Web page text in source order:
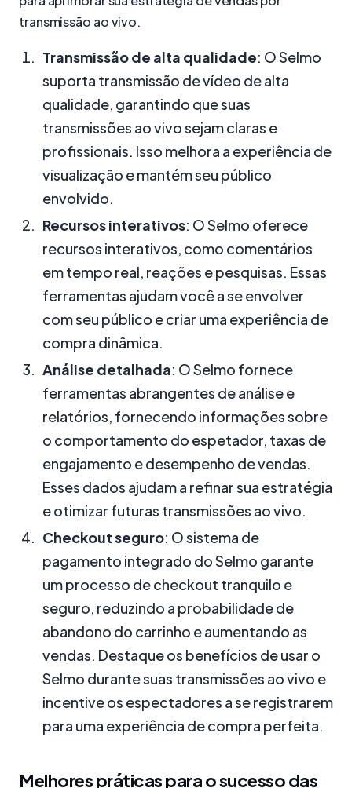
transmissão ao vivo.
Transmissão de alta qualidade: O Selmo
suporta transmissão de vídeo de alta
qualidade, garantindo que suas
transmissões ao vivo sejam claras e
profissionais. Isso melhora a experiência de
visualização e mantém seu público
envolvido.
Recursos interativos: O Selmo oferece
recursos interativos, como comentários
em tempo real, reações e pesquisas. Essas
ferramentas ajudam você a se envolver
com seu público e criar uma experiência de
compra dinâmica.
Análise detalhada: O Selmo fornece
ferramentas abrangentes de análise e
relatórios, fornecendo informações sobre
o comportamento do espetador, taxas de
engajamento e desempenho de vendas.
Esses dados ajudam a refinar sua estratégia
e otimizar futuras transmissões ao vivo.
Checkout seguro: O sistema de
pagamento integrado do Selmo garante
um processo de checkout tranquilo e
seguro, reduzindo a probabilidade de
abandono do carrinho e aumentando as
vendas. Destaque os benefícios de usar o
Selmo durante suas transmissões ao vivo e
incentive os espectadores a se registrarem
para uma experiência de compra perfeita.
Melhores práticas para o sucesso das